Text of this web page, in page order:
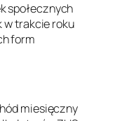
społecznych
w trakcie roku
form
miesięczny